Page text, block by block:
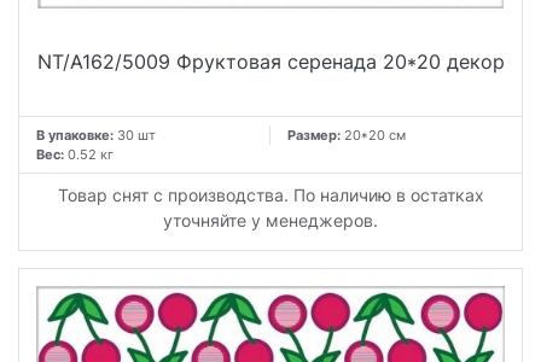
NT/A162/5009 Фруктовая серенада 20*20 декор
В упаковке: 30 шт Размер: 20*20 см
Вес: 0.52 кг
Товар снят с производства. По наличию в остатках
уточняйте у менеджеров.